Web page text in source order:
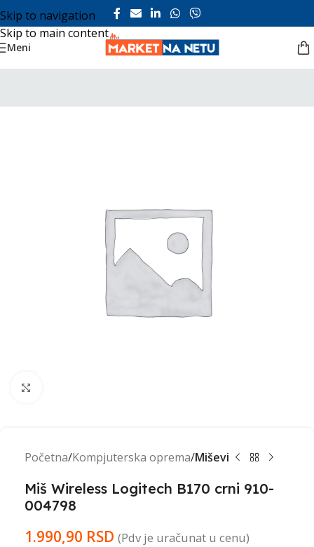
Skip to navigation
Skip to main content
Meni
Početna Kompjuterska oprema Miševi
Miš Wireless Logitech B170 crni 910-
004798
1.990,90 RSD (Pdv je uračunat u cenu)